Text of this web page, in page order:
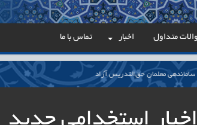
متداول اخبار تماس با ما
ساماندهی معلمان حق‌التدریس آزاد